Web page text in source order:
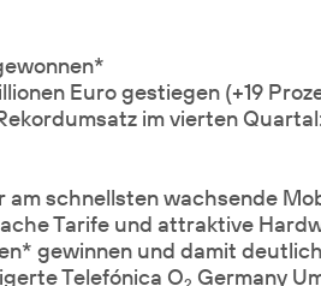
Euro gestiegen (+19
im vierten
schnellsten wachsende
Tarife und attraktive
gewinnen und damit
Telefónica O Germany